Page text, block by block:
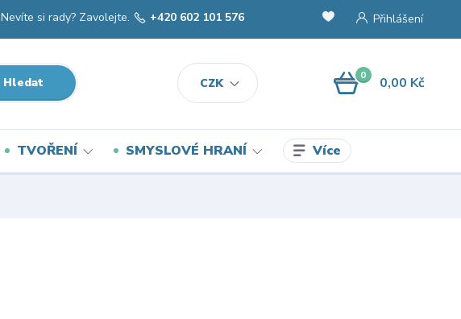
CZK
Přihlášení
Hledat
Nevíte si rady? Zavolejte. +420 602 101 576
0 0,00 Kč
TVOŘENÍ SMYSLOVÉ HRANÍ Více